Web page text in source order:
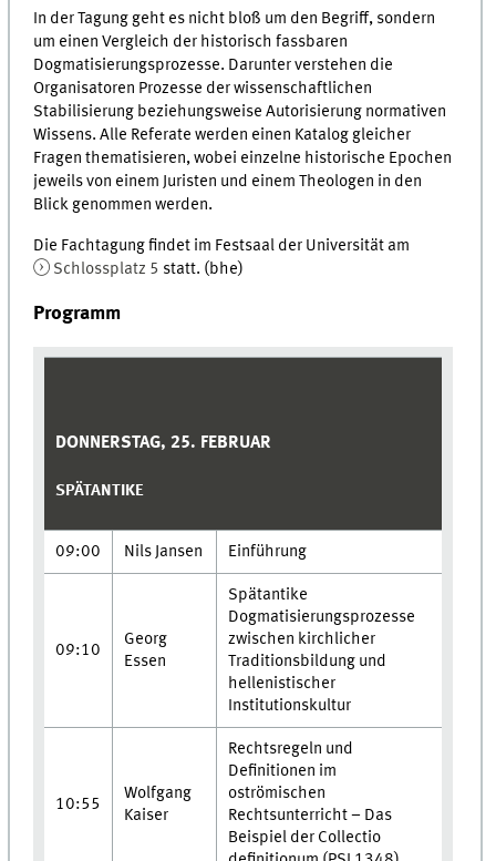
In der Tagung geht es nicht bloß um den Begriff, sondern
um einen Vergleich der historisch fassbaren
Dogmatisierungsprozesse. Darunter verstehen die
Organisatoren Prozesse der wissenschaftlichen
Stabilisierung beziehungsweise Autorisierung normativen
Wissens. Alle Referate werden einen Katalog gleicher
Fragen thematisieren, wobei einzelne historische Epochen
jeweils von einem Juristen und einem Theologen in den
Blick genommen werden.
Die Fachtagung findet im Festsaal der Universität am
Schlossplatz 5 statt. (bhe)
Programm
DONNERSTAG, 25. FEBRUAR
SPÄTANTIKE
09:00 Nils Jansen Einführung
09:10
Georg
Essen
Spätantike
Dogmatisierungsprozesse
zwischen kirchlicher
Traditionsbildung und
hellenistischer
Institutionskultur
10:55
Wolfgang
Kaiser
Rechtsregeln und
Definitionen im
oströmischen
Rechtsunterricht – Das
Beispiel der Collectio